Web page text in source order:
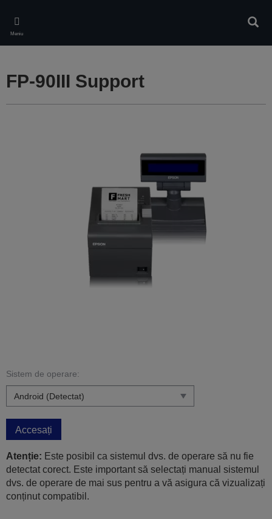
main
content
Meniu
FP-90III Support
Sistem de operare:
Accesați
Atenție: Este posibil ca sistemul dvs. de operare să nu fie
detectat corect. Este important să selectați manual sistemul
dvs. de operare de mai sus pentru a vă asigura că vizualizați
conținut compatibil.